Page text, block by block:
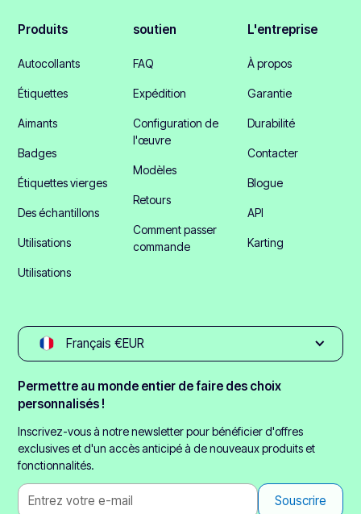
Produits
Autocollants
Étiquettes
Aimants
Badges
Étiquettes vierges
Des échantillons
Utilisations
Utilisations
soutien
FAQ
Expédition
Configuration de
l'œuvre
Modèles
Retours
Comment passer
commande
L'entreprise
À propos
Garantie
Durabilité
Contacter
Blogue
API
Karting
Français €EUR
Permettre au monde entier de faire des choix
personnalisés !
Inscrivez-vous à notre newsletter pour bénéficier d'offres
exclusives et d'un accès anticipé à de nouveaux produits et
fonctionnalités.